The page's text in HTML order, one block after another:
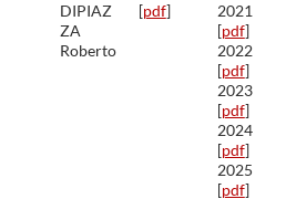
DIPIAZ
ZA
Roberto
[pdf]
2021
[pdf]
2022
[pdf]
2023
[pdf]
2024
[pdf]
2025
[pdf]